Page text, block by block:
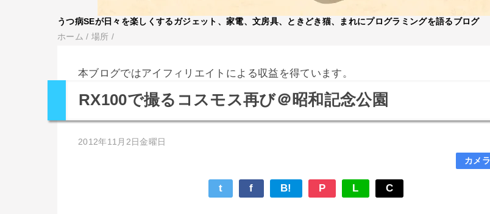
うつ病SEが日々を楽しくするガジェット、家電、文房具、ときどき猫、まれにプログラミングを語るブログ
ホーム /場所 /
本ブログではアイフィリエイトによる収益を得ています。
RX100で撮るコスモス再び＠昭和記念公園
2012年11月2日金曜日
カメラ
t f B! P L C